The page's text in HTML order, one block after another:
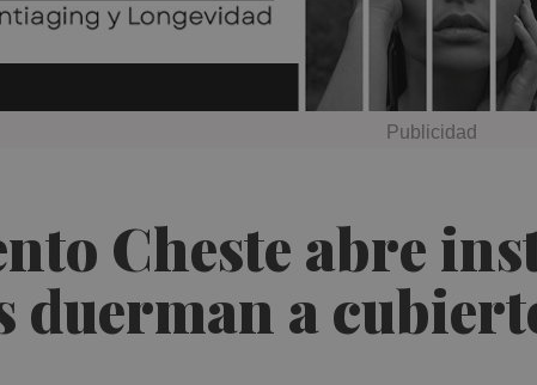
Cheste abre
duerman a